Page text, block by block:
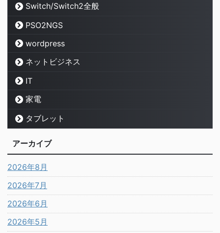
Switch/Switch2全般
PSO2NGS
wordpress
ネットビジネス
IT
家電
タブレット
アーカイブ
2026年8月
2026年7月
2026年6月
2026年5月